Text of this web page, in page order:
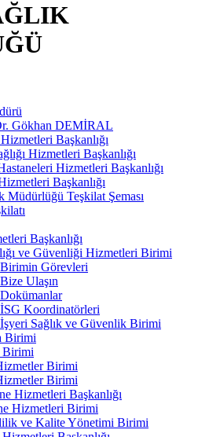
Gökhan DEMİRAL
Başkanlığı
Hizmetleri Başkanlığı
Hizmetleri Başkanlığı
Başkanlığı
Müdürlüğü Teşkilat Şeması
Başkanlığı
ve Güvenliği Hizmetleri Birimi
Birimin Görevleri
Bize Ulaşın
Dokümanlar
İSG Koordinatörleri
İşyeri Sağlık ve Güvenlik Birimi
Birimi
Birimi
Birimi
Birimi
Hizmetleri Başkanlığı
Hizmetleri Birimi
ve Kalite Yönetimi Birimi